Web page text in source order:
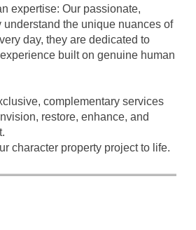
expertise: Our passionate,
the unique nuances of
day, they are dedicated to
built on genuine human
complementary services
restore, enhance, and
character property project to life.